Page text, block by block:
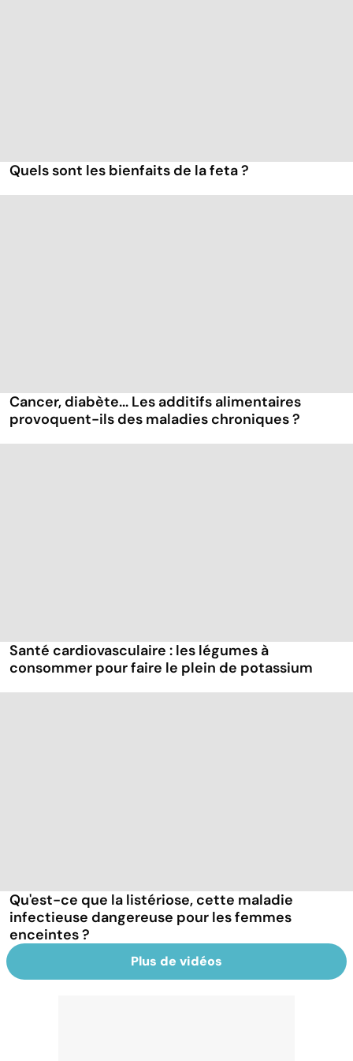
Quels sont les bienfaits de la feta ?
Cancer, diabète... Les additifs alimentaires
provoquent-ils des maladies chroniques ?
Santé cardiovasculaire : les légumes à
consommer pour faire le plein de potassium
Qu'est-ce que la listériose, cette maladie
infectieuse dangereuse pour les femmes
enceintes ?
Plus de vidéos